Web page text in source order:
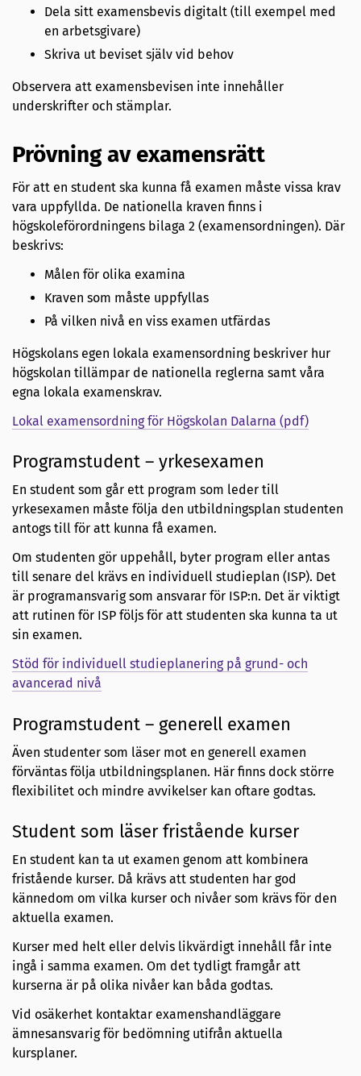
Dela sitt examensbevis digitalt (till exempel med
en arbetsgivare)
Skriva ut beviset själv vid behov
Observera att examensbevisen inte innehåller
underskrifter och stämplar.
Prövning av examensrätt
För att en student ska kunna få examen måste vissa krav
vara uppfyllda. De nationella kraven finns i
högskoleförordningens bilaga 2 (examensordningen). Där
beskrivs:
Målen för olika examina
Kraven som måste uppfyllas
På vilken nivå en viss examen utfärdas
Högskolans egen lokala examensordning beskriver hur
högskolan tillämpar de nationella reglerna samt våra
egna lokala examenskrav.
Lokal examensordning för Högskolan Dalarna (pdf)
Programstudent – yrkesexamen
En student som går ett program som leder till
yrkesexamen måste följa den utbildningsplan studenten
antogs till för att kunna få examen.
Om studenten gör uppehåll, byter program eller antas
till senare del krävs en individuell studieplan (ISP). Det
är programansvarig som ansvarar för ISP:n. Det är viktigt
att rutinen för ISP följs för att studenten ska kunna ta ut
sin examen.
Stöd för individuell studieplanering på grund- och
avancerad nivå
Programstudent – generell examen
Även studenter som läser mot en generell examen
förväntas följa utbildningsplanen. Här finns dock större
flexibilitet och mindre avvikelser kan oftare godtas.
Student som läser fristående kurser
En student kan ta ut examen genom att kombinera
fristående kurser. Då krävs att studenten har god
kännedom om vilka kurser och nivåer som krävs för den
aktuella examen.
Kurser med helt eller delvis likvärdigt innehåll får inte
ingå i samma examen. Om det tydligt framgår att
kurserna är på olika nivåer kan båda godtas.
Vid osäkerhet kontaktar examenshandläggare
ämnesansvarig för bedömning utifrån aktuella
kursplaner.